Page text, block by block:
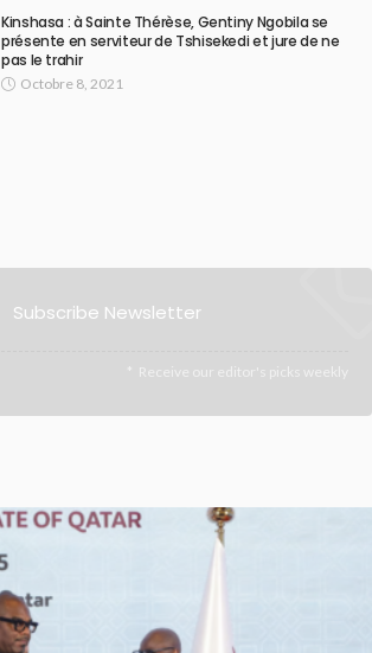
Kinshasa : à Sainte Thérèse, Gentiny Ngobila se
présente en serviteur de Tshisekedi et jure de ne
pas le trahir
Octobre 8, 2021
Subscribe Newsletter
Receive our editor's picks weekly